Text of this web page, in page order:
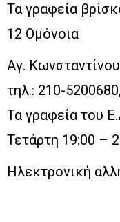
Τα γραφεία
12 Ομόνοια
Αγ.
τηλ.: 210-
Τα γραφεία του
Τετάρτη 19:00 –
Ηλεκτρονική